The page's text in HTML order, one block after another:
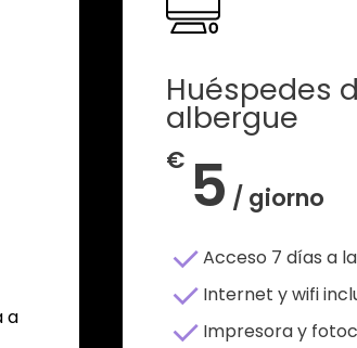
a
Huéspedes
albergue
€ 5 / giorno
Acceso 7 días a
Internet y wifi
Impresora y